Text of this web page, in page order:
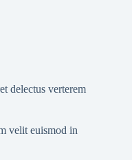
delectus verterem
velit euismod in